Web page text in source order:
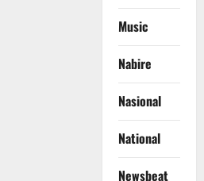
Music
Nabire
Nasional
National
Newsbeat